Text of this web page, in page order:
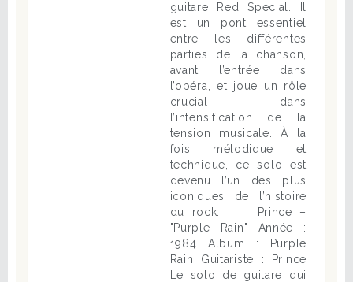
guitare Red Special. Il
est un pont essentiel
entre les différentes
parties de la chanson,
avant l’entrée dans
l’opéra, et joue un rôle
crucial dans
l’intensification de la
tension musicale. À la
fois mélodique et
technique, ce solo est
devenu l’un des plus
iconiques de l’histoire
du rock. Prince –
"Purple Rain" Année :
1984 Album : Purple
Rain Guitariste : Prince
Le solo de guitare qui